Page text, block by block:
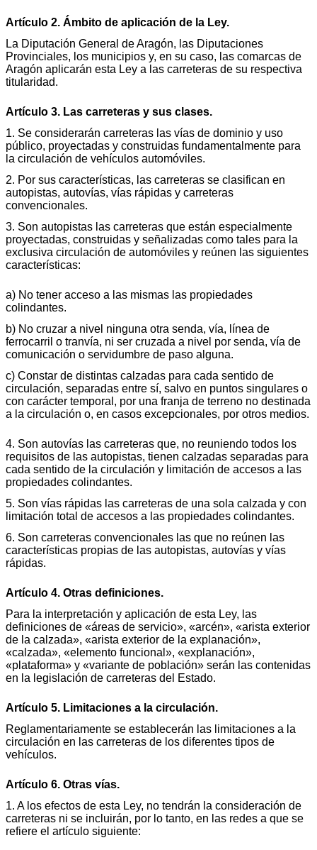
Artículo 2. Ámbito de aplicación de la Ley.
La Diputación General de Aragón, las Diputaciones
Provinciales, los municipios y, en su caso, las comarcas de
Aragón aplicarán esta Ley a las carreteras de su respectiva
titularidad.
Artículo 3. Las carreteras y sus clases.
1. Se considerarán carreteras las vías de dominio y uso
público, proyectadas y construidas fundamentalmente para
la circulación de vehículos automóviles.
2. Por sus características, las carreteras se clasifican en
autopistas, autovías, vías rápidas y carreteras
convencionales.
3. Son autopistas las carreteras que están especialmente
proyectadas, construidas y señalizadas como tales para la
exclusiva circulación de automóviles y reúnen las siguientes
características:
a) No tener acceso a las mismas las propiedades
colindantes.
b) No cruzar a nivel ninguna otra senda, vía, línea de
ferrocarril o tranvía, ni ser cruzada a nivel por senda, vía de
comunicación o servidumbre de paso alguna.
c) Constar de distintas calzadas para cada sentido de
circulación, separadas entre sí, salvo en puntos singulares o
con carácter temporal, por una franja de terreno no destinada
a la circulación o, en casos excepcionales, por otros medios.
4. Son autovías las carreteras que, no reuniendo todos los
requisitos de las autopistas, tienen calzadas separadas para
cada sentido de la circulación y limitación de accesos a las
propiedades colindantes.
5. Son vías rápidas las carreteras de una sola calzada y con
limitación total de accesos a las propiedades colindantes.
6. Son carreteras convencionales las que no reúnen las
características propias de las autopistas, autovías y vías
rápidas.
Artículo 4. Otras definiciones.
Para la interpretación y aplicación de esta Ley, las
definiciones de «áreas de servicio», «arcén», «arista exterior
de la calzada», «arista exterior de la explanación»,
«calzada», «elemento funcional», «explanación»,
«plataforma» y «variante de población» serán las contenidas
en la legislación de carreteras del Estado.
Artículo 5. Limitaciones a la circulación.
Reglamentariamente se establecerán las limitaciones a la
circulación en las carreteras de los diferentes tipos de
vehículos.
Artículo 6. Otras vías.
1. A los efectos de esta Ley, no tendrán la consideración de
carreteras ni se incluirán, por lo tanto, en las redes a que se
refiere el artículo siguiente: